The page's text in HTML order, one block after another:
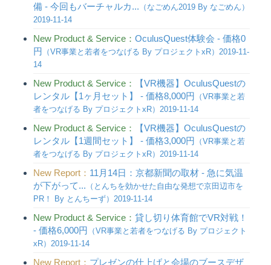
備 - 今回もバーチャルカ... （なごめん2019 By なごめん）
2019-11-14
New Product & Service： OculusQuest体験会 - 価格0
円
（VR事業と若者をつなげる By プロジェクトxR）2019-11-
14
New Product & Service：
【VR機器】OculusQuestの
レンタル【1ヶ月セット】 - 価格8,000円
（VR事業と若
者をつなげる By プロジェクトxR）2019-11-14
New Product & Service：
【VR機器】OculusQuestの
レンタル【1週間セット】 - 価格3,000円
（VR事業と若
者をつなげる By プロジェクトxR）2019-11-14
New Report： 11月14日：京都新聞の取材 - 急に気温
が下がって... （とんちを効かせた自由な発想で京田辺市を
PR！ By とんちーず）2019-11-14
New Product & Service： 貸し切り体育館でVR対戦！
- 価格6,000円
（VR事業と若者をつなげる By プロジェクト
xR）2019-11-14
New Report： プレゼンの仕上げと会場のブースデザ